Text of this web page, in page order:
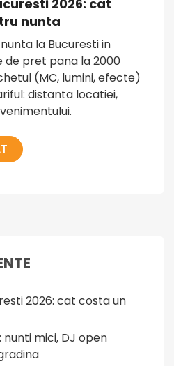
2026: cat
nunta
la Bucuresti in
de pret pana la 2000
(MC, lumini, efecte)
distanta locatiei,
2026: cat costa un
mici, DJ open